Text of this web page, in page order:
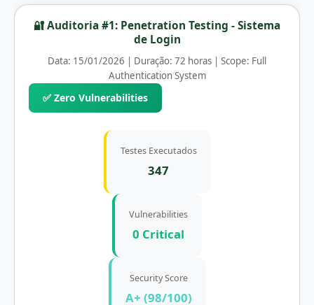
🔐 Auditoria #1: Penetration Testing - Sistema
de Login
Data: 15/01/2026 | Duração: 72 horas | Scope: Full
Authentication System
✅ Zero Vulnerabilities
Testes Executados
347
Vulnerabilities
0 Critical
Security Score
A+ (98/100)